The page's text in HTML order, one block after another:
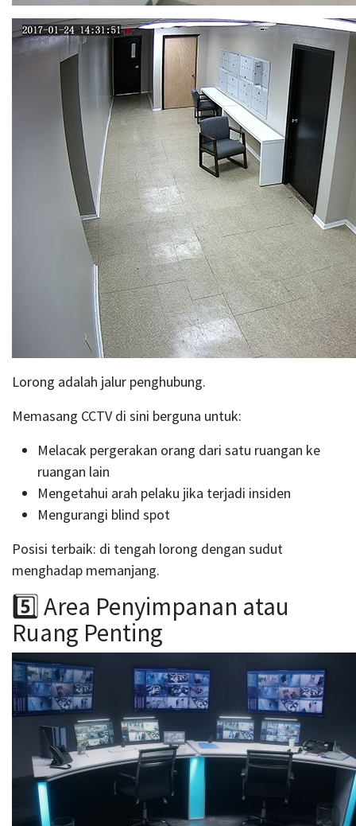
Lorong adalah jalur penghubung.
Memasang CCTV di sini berguna untuk:
Melacak pergerakan orang dari satu ruangan ke
ruangan lain
Mengetahui arah pelaku jika terjadi insiden
Mengurangi blind spot
Posisi terbaik: di tengah lorong dengan sudut
menghadap memanjang.
5️⃣ Area Penyimpanan atau
Ruang Penting